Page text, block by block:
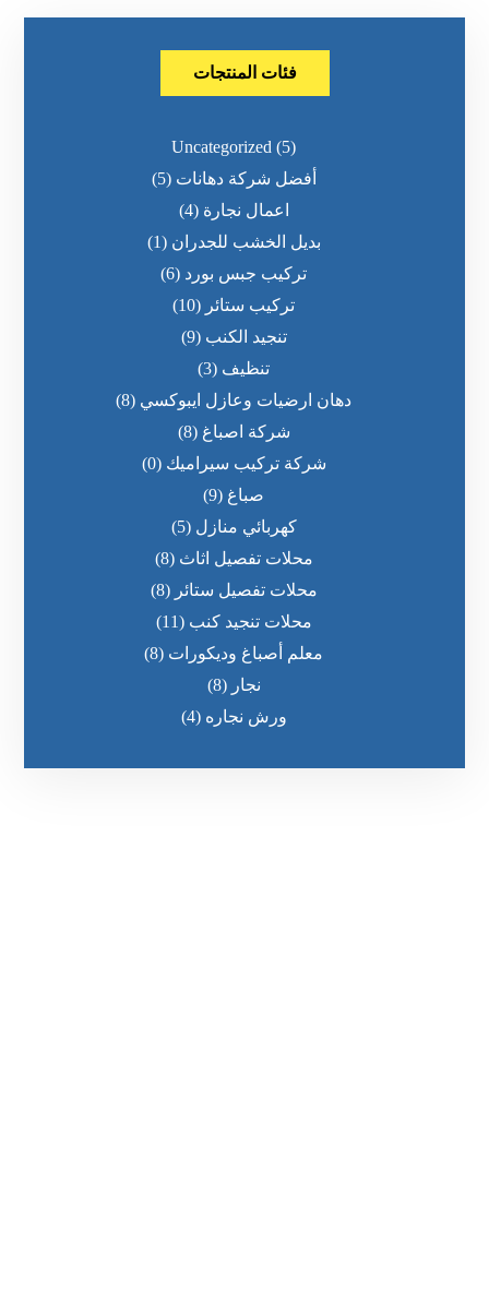
فئات المنتجات
Uncategorized (5)
أفضل شركة دهانات (5)
اعمال نجارة (4)
بديل الخشب للجدران (1)
تركيب جبس بورد (6)
تركيب ستائر (10)
تنجيد الكنب (9)
تنظيف (3)
دهان ارضيات وعازل ايبوكسي (8)
شركة اصباغ (8)
شركة تركيب سيراميك (0)
صباغ (9)
كهربائي منازل (5)
محلات تفصيل اثاث (8)
محلات تفصيل ستائر (8)
محلات تنجيد كنب (11)
معلم أصباغ وديكورات (8)
نجار (8)
ورش نجاره (4)